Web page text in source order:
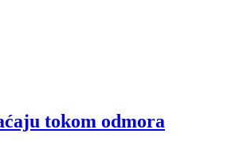
tokom odmora